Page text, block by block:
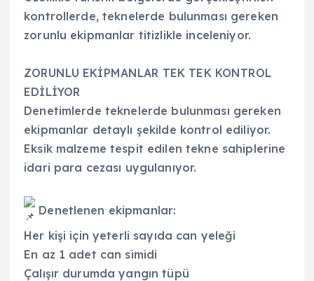
kontrollerde, teknelerde bulunması gereken
zorunlu ekipmanlar titizlikle inceleniyor.
ZORUNLU EKİPMANLAR TEK TEK KONTROL
EDİLİYOR
Denetimlerde teknelerde bulunması gereken
ekipmanlar detaylı şekilde kontrol ediliyor.
Eksik malzeme tespit edilen tekne sahiplerine
idari para cezası uygulanıyor.
Denetlenen ekipmanlar:
Her kişi için yeterli sayıda can yeleği
En az 1 adet can simidi
Çalışır durumda yangın tüpü